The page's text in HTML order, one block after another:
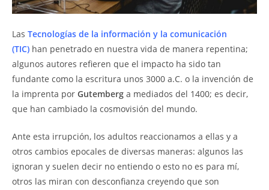
Las Tecnologías de la información y la comunicación
(TIC) han penetrado en nuestra vida de manera repentina;
algunos autores refieren que el impacto ha sido tan
fundante como la escritura unos 3000 a.C. o la invención de
la imprenta por Gutemberg a mediados del 1400; es decir,
que han cambiado la cosmovisión del mundo.
Ante esta irrupción, los adultos reaccionamos a ellas y a
otros cambios epocales de diversas maneras: algunos las
ignoran y suelen decir no entiendo o esto no es para mí,
otros las miran con desconfianza creyendo que son